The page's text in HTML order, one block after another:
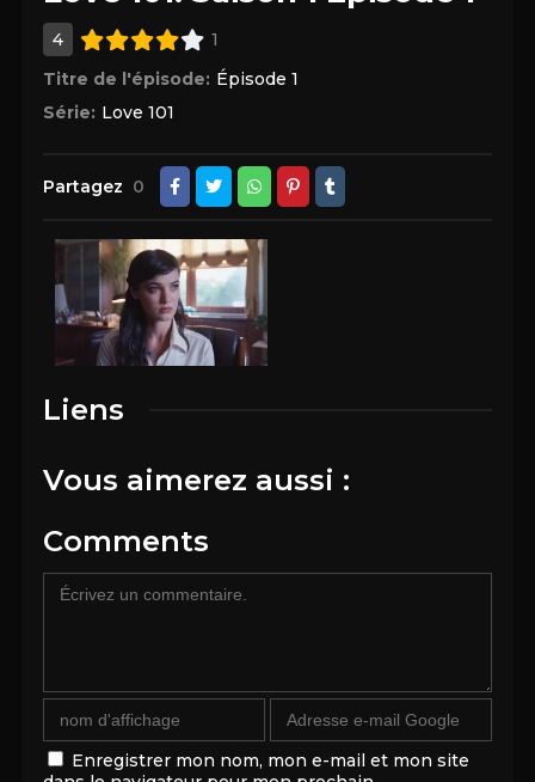
4
1
Titre de l'épisode: Épisode 1
Série: Love 101
Partagez 0
Liens
Vous aimerez aussi :
Comments
Enregistrer mon nom, mon e-mail et mon site